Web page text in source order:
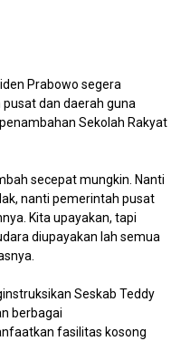
Prabowo segera
dan daerah guna
Sekolah Rakyat
secepat mungkin. Nanti
nanti pemerintah pusat
Kita upayakan, tapi
diupayakan lah semua
Seskab Teddy
berbagai
fasilitas kosong